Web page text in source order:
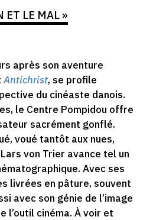
ET LE MAL »
après son aventure
Antichrist, se profile
du cinéaste danois.
le Centre Pompidou offre
sacrément gonflé.
voué tantôt aux nues,
von Trier avance tel un
Avec ses
livrées en pâture, souvent
avec son génie de l’image
l’outil cinéma. À voir et